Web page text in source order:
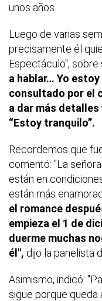
unos años.
Luego de varias
precisamente él
Espectáculo", sobre
a hablar… Yo
consultado por el
a dar más
“Estoy tranquilo”.
Recordemos que
comentó: "La
están en
están más
el romance
empieza el 1 de
duerme muchas
él", dijo la panelista
Asimismo, indicó:
sigue porque queda